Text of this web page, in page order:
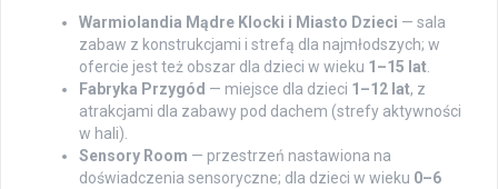
Warmiolandia Mądre Klocki i Miasto Dzieci — sala
zabaw z konstrukcjami i strefą dla najmłodszych; w
ofercie jest też obszar dla dzieci w wieku 1–15 lat
Fabryka Przygód — miejsce dla dzieci 1–12 lat, z
atrakcjami dla zabawy pod dachem (strefy aktywności
w hali).
Sensory Room — przestrzeń nastawiona na
doświadczenia sensoryczne; dla dzieci w wieku 0–6